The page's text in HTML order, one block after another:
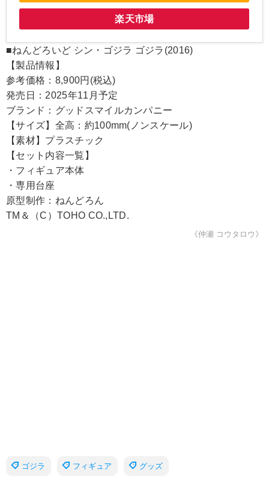
楽天市場
■ねんどろいど シン・ゴジラ ゴジラ(2016)
【製品情報】
参考価格：8,900円(税込)
発売日：2025年11月予定
ブランド：グッドスマイルカンパニー
【サイズ】全高：約100mm(ノンスケール)
【素材】プラスチック
【セット内容一覧】
・フィギュア本体
・専用台座
原型制作：ねんどろん
TM＆（C）TOHO CO.,LTD.
《仲瀬 コウタロウ》
ゴジラ フィギュア グッズ